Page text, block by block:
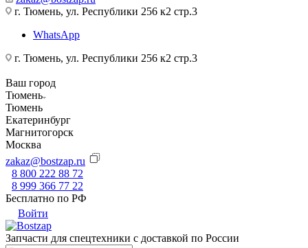
г. Тюмень, ул. Республики 256 к2 стр.3
WhatsApp
г. Тюмень, ул. Республики 256 к2 стр.3
Ваш город
Тюмень
Тюмень
Екатеринбург
Магнитогорск
Москва
zakaz@bostzap.ru
8 800 222 88 72
8 999 366 77 22
Бесплатно по РФ
Войти
Запчасти для спецтехники с доставкой по России